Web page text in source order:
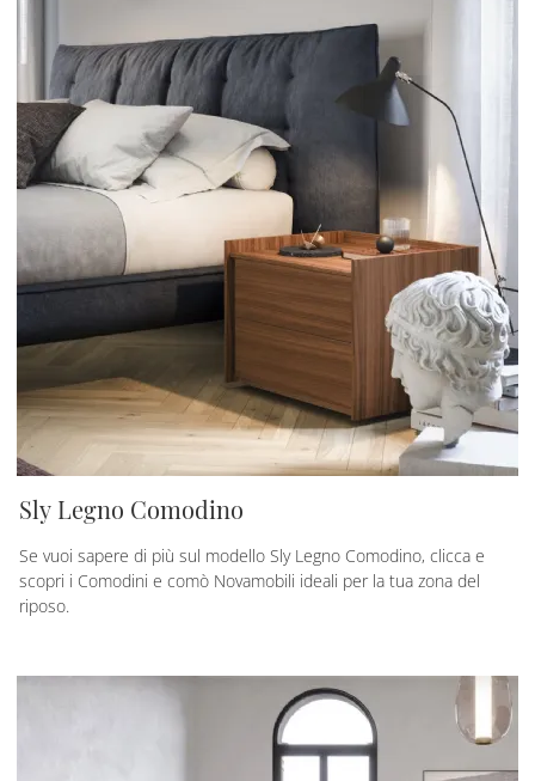
Sly Legno Comodino
Se vuoi sapere di più sul modello Sly Legno Comodino, clicca e
scopri i Comodini e comò Novamobili ideali per la tua zona del
riposo.